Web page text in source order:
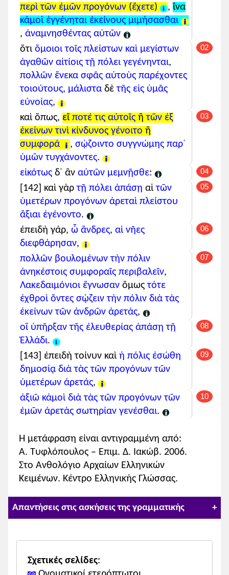
πολλῶνβουλομένων
δ-κύρια
τὴν πόλιν ἀνηκέστοις
συμφοραῖςπεριβαλεῖν ,
Λακεδαιμόνιοι
ἔγνωσαν
ὅμως τότεἐχθροὶ
ὄντες
σῴζειντὴν πόλιν
τῶν ἀνδρῶνἀρετάς,
οἳ ὑπῆρξαν
τῆς
ἐλευθερίας
ἁπάσῃ τῇ
Ἑλλάδι.
ἐπειδὴ τοίνυν
αιτιολογική
καὶἡ πόλις ἐσώθη
δημοσίᾳ
διὰ τὰςτῶν προγόνων
ἀρετάς
ἀξιῶκἀμοὶ ( ἐγώ )
ε-κύρια
διὰ τὰςτῶν
προγόνων τῶν ἐμῶν
ἀρετὰς
σωτηρίαν
γενέσθαι.
Υπόμνημα:υποκείμενο ,ρήμα μετοχή
απαρέμφατο
προσδιορισμός
Κλείσε
περὶ τῶν ἐμῶν προγόνων (ἔχετε) , ἵνα
κἀμοὶ ἐγγένηται ἐκείνους μιμήσασθαι
, ἀναμνησθέντας αὐτῶν
02
ὅτι ὅμοιοι τοῖς πλείστων καὶ μεγίστων
ἀγαθῶν αἰτίοις τῇ πόλει γεγένηνται,
πολλῶν ἕνεκα σφᾶς αὐτοὺς παρέχοντες
τοιούτους, μάλισταδὲτῆς εἰς ὑμᾶς
εὐνοίας,
03
καὶ ὅπως, εἴ ποτέ τις αὐτοῖς ἢτῶν ἐξ
ἐκείνων τινὶ κίνδυνος γένοιτο ἢ
συμφορά
, σῴζοιντο συγγνώμης παρ᾽
ὑμῶν τυγχάνοντες.
04
εἰκότως δ᾽ ἂν αὐτῶν μεμνῇσθε:
05
[142] καὶ γὰρτῇ πόλει ἁπάσῃ αἱτῶν
ὑμετέρων προγόνων ἀρεταὶ πλείστου
ἄξιαι ἐγένοντο.
06
ἐπειδὴ γάρ, ὦ ἄνδρες, αἱ νῆες
διεφθάρησαν,
07
πολλῶν βουλομένων τὴν πόλιν
ἀνηκέστοις συμφοραῖς περιβαλεῖν,
Λακεδαιμόνιοι ἔγνωσαν ὅμωςτότε
ἐχθροὶ ὄντες σῴζειν τὴν πόλιν διὰ τὰς
ἐκείνων τῶν ἀνδρῶν ἀρετάς,
08
οἳ ὑπῆρξαν τῆς ἐλευθερίας ἁπάσῃ τῇ
Ἑλλάδι.
09
[143] ἐπειδὴ τοίνυν καὶ ἡ πόλις ἐσώθη
δημοσίᾳ διὰ τὰς τῶν προγόνων τῶν
ὑμετέρων ἀρετάς,
10
ἀξιῶ κἀμοὶ διὰ τὰς τῶν προγόνων τῶν
ἐμῶν ἀρετὰς σωτηρίαν γενέσθαι.
Η μετάφραση είναι αντιγραμμένη από:
Α. Τυφλόπουλος – Επιμ. Δ. Ιακώβ. 2006.
Στο Ανθολόγιο Αρχαίων Ελληνικών
Κειμένων. Κέντρο Ελληνικής Γλώσσας.
Απαντήσεις στις ασκήσεις της γραμματικής
των παρακάτω ρημάτων στον τύπο που
Σχετικές σελίδες: